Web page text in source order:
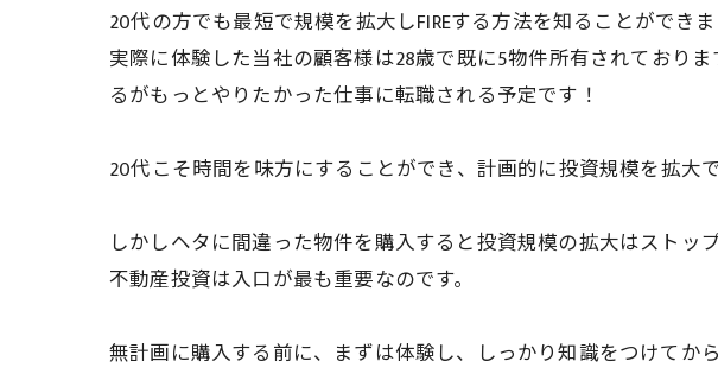
20代の方でも最短で規模を拡大しFIREする方法を知ることができま
実際に体験した当社の顧客様は28歳で既に5物件所有されており
るがもっとやりたかった仕事に転職される予定です！
20代こそ時間を味方にすることができ、計画的に投資規模を拡大
しかしヘタに間違った物件を購入すると投資規模の拡大はストッ
不動産投資は入口が最も重要なのです。
無計画に購入する前に、まずは体験し、しっかり知識をつけてか